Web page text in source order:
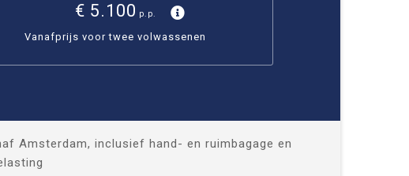
€ 5.100 p.p.
Vanafprijs voor twee volwassenen
Amsterdam, inclusief hand- en ruimbagage en